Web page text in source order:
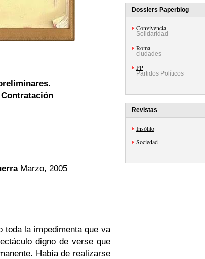
Contratación
Marzo, 2005
toda la impedimenta que va
digno de verse que
Había de realizarse
Dossiers Paperblog
Convivencia
Solidaridad
Roma
ciudades
PP
Partidos Políticos
Revistas
Insólito
Sociedad